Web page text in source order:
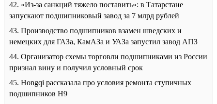
42. «Из-за санкций тяжело поставить»: в Татарстане
запускают подшипниковый завод за 7 млрд рублей
43. Производство подшипников взамен шведских и
немецких для ГАЗа, КамАЗа и УАЗа запустил завод АПЗ
44. Организатор схемы торговли подшипниками из России
признал вину и получил условный срок
45. Hongqi рассказала про условия ремонта ступичных
подшипников H9